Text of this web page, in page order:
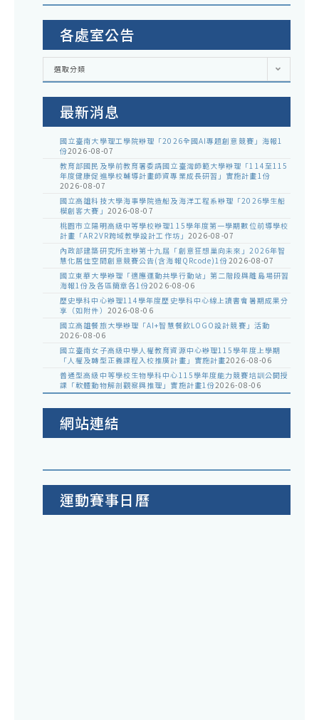
各處室公告
各
室
選取分類
最新消息
國立臺南大學理工學院辦理「2026全國AI專題創意競賽」海報1
份2026-08-07
教育部國民及學前教育署委請國立臺灣師範大學辦理「114至115
年度健康促進學校輔導計畫師資專業成長研習」實施計畫1份
2026-08-07
國立高雄科技大學海事學院造船及海洋工程系辦理「2026學生船
模創客大賽」 2026-08-07
桃園市立陽明高級中等學校辦理115學年度第一學期數位前導學校
計畫「AR2VR跨域教學設計工作坊」 2026-08-07
內政部建築研究所主辦第十九屆「創意狂想巢向未來」2026年智
慧化居住空間創意競賽公告(含海報QRcode)1份2026-08-07
國立東華大學辦理「適應運動共學行動站」第二階段與離島場研習
海報1份及各區簡章各1份2026-08-06
歷史學科中心辦理114學年度歷史學科中心線上讀書會暑期成果分
享（如附件） 2026-08-06
國立高雄餐旅大學辦理「AI+智慧餐飲LOGO設計競賽」活動
2026-08-06
國立臺南女子高級中學人權教育資源中心辦理115學年度上學期
「人權及轉型正義課程入校推廣計畫」實施計畫2026-08-06
普通型高級中等學校生物學科中心115學年度能力競賽培訓公開授
課「軟體動物解剖觀察與推理」實施計畫1份2026-08-06
網站連結
運動賽事日曆